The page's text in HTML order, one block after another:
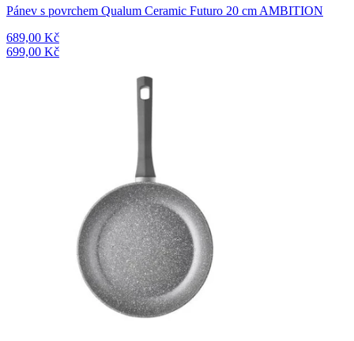
Pánev s povrchem Qualum Ceramic Futuro 20 cm AMBITION
689,00 Kč
699,00 Kč